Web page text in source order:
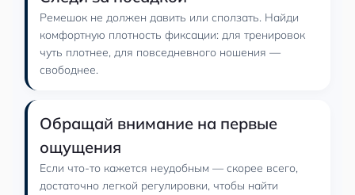
Ремешок не должен давить или сползать. Найди
комфортную плотность фиксации: для тренировок
чуть плотнее, для повседневного ношения —
свободнее.
Обращай внимание на первые
ощущения
Если что-то кажется неудобным — скорее всего,
достаточно легкой регулировки, чтобы найти